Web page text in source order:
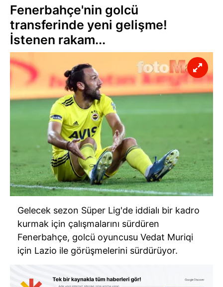
Fenerbahçe'nin golcü
transferinde yeni gelişme!
İstenen rakam...
Gelecek sezon Süper Lig'de iddialı bir kadro
kurmak için çalışmalarını sürdüren
Fenerbahçe, golcü oyuncusu Vedat Muriqi
için Lazio ile görüşmelerini sürdürüyor.